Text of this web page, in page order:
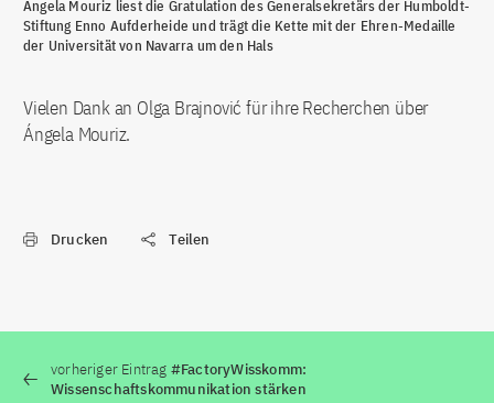
Ángela Mouriz liest die Gratulation des Generalsekretärs der Humboldt-
Stiftung Enno Aufderheide und trägt die Kette mit der Ehren-Medaille
der Universität von Navarra um den Hals
Vielen Dank an Olga Brajnović für ihre Recherchen über
Ángela Mouriz.
Drucken Teilen
vorheriger Eintrag #FactoryWisskomm:
Wissenschaftskommunikation stärken